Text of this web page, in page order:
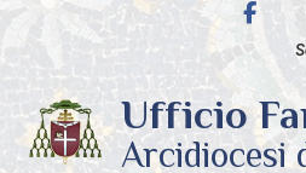
Skip
content